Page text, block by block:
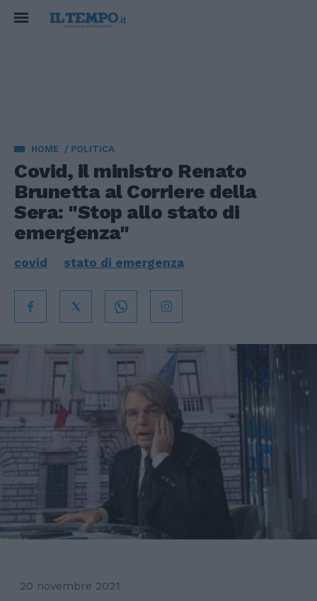
HOME POLITICA
Covid, il ministro Renato
Brunetta al Corriere della
Sera: "Stop allo stato di
emergenza"
covid stato di emergenza
20 novembre 2021